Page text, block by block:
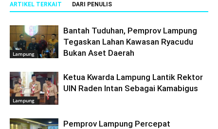
ARTIKEL TERKAIT DARI PENULIS
Lampung
Bantah Tuduhan, Pemprov Lampung
Tegaskan Lahan Kawasan Ryacudu
Bukan Aset Daerah
Lampung
Ketua Kwarda Lampung Lantik Rektor
UIN Raden Intan Sebagai Kamabigus
Pemprov Lampung Percepat